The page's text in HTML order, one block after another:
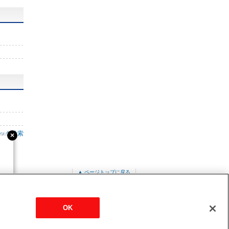
ク検索
▲ ページトップに戻る
PUHY-EP1220SDMG3
OK